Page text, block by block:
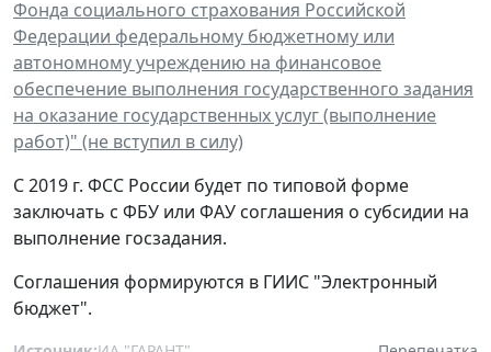
Фонда социального страхования Российской
Федерации федеральному бюджетному или
автономному учреждению на финансовое
обеспечение выполнения государственного задания
на оказание государственных услуг (выполнение
работ)" (не вступил в силу)
С 2019 г. ФСС России будет по типовой форме
заключать с ФБУ или ФАУ соглашения о субсидии на
выполнение госзадания.
Соглашения формируются в ГИИС "Электронный
бюджет".